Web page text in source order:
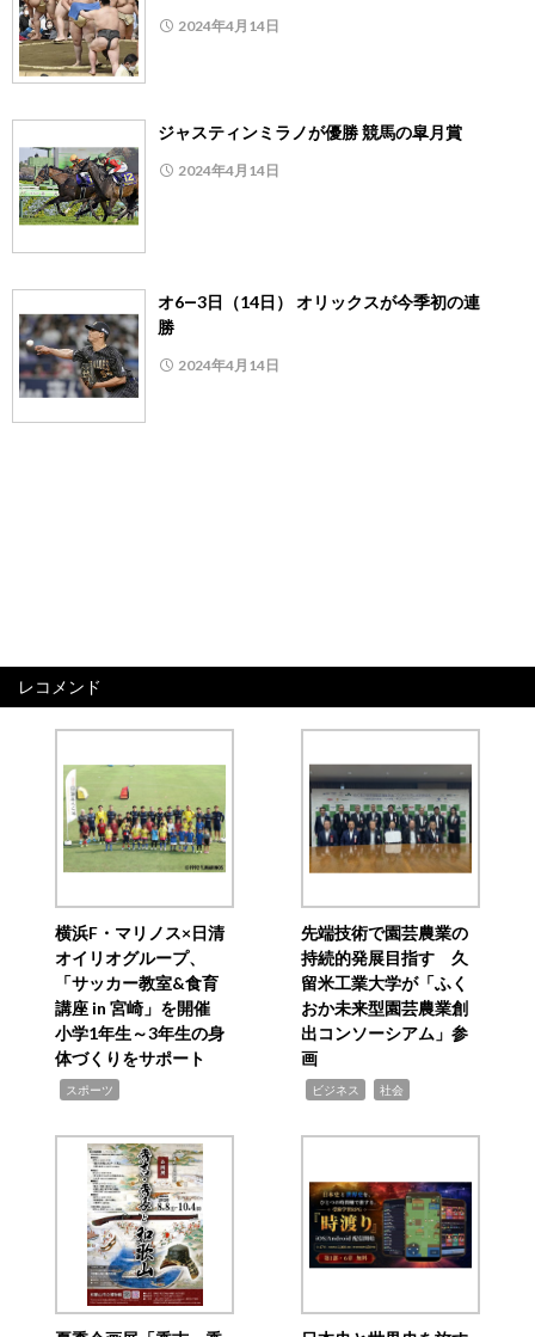
2024年4月14日
ジャスティンミラノが優勝 競馬の皐月賞
2024年4月14日
オ6―3日（14日） オリックスが今季初の連
勝
2024年4月14日
レコメンド
横浜F・マリノス×日清
オイリオグループ、
「サッカー教室&食育
講座 in 宮崎」を開催
小学1年生～3年生の身
体づくりをサポート
スポーツ
先端技術で園芸農業の
持続的発展目指す 久
留米工業大学が「ふく
おか未来型園芸農業創
出コンソーシアム」参
画
ビジネス 社会